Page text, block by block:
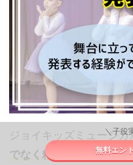
ジョイキッズミュージカ
でなく精神面の成長を
＼子役
無料エン